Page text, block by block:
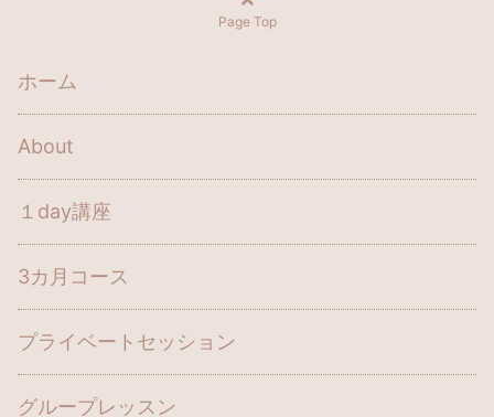
Page Top
ホーム
About
１day講座
3カ月コース
プライベートセッション
グループレッスン